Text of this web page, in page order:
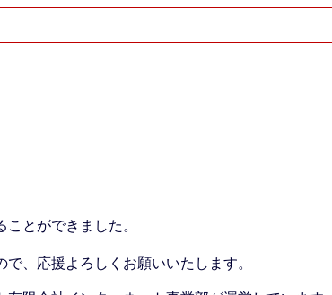
とができました。
、応援よろしくお願いいたします。